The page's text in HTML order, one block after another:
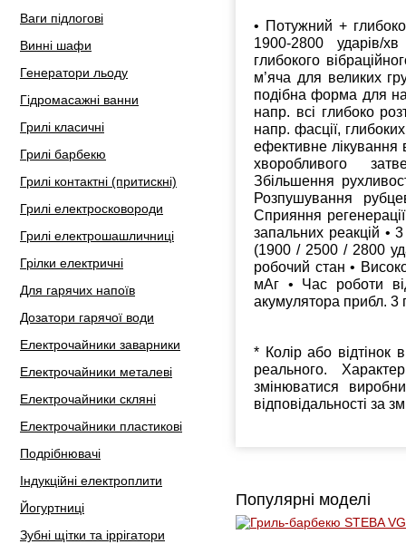
Ваги підлогові
Винні шафи
Генератори льоду
Гідромасажні ванни
Грилі класичні
Грилі барбекю
Грилі контактні (притискні)
Грилі електросковороди
Грилі електрошашличниці
Грілки електричні
Для гарячих напоїв
Дозатори гарячої води
Електрочайники заварники
Електрочайники металеві
Електрочайники скляні
Електрочайники пластикові
Подрібнювачі
Індукційні електроплити
Йогуртниці
Зубні щітки та іррігатори
• Потужний +
1900-2800 ударів/
глибокого
м’яча для великих
подібна форма для
напр. всі глибоко
напр. фасції,
ефективне лікування
хворобливого
Збільшення
Розпушування
Сприяння
запальних реакцій •
(1900 / 2500 / 2800
робочий стан •
мАг • Час роботи
акумулятора прибл. 3
* Колір або відтінок
реального.
змінюватися
відповідальності за
Популярні моделі